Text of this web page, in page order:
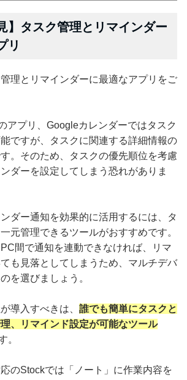
】タスク管理とリマインダー
リ
理とリマインダーに最適なアプリをご
アプリ、Googleカレンダーではタスク
ですが、タスクに関連する詳細情報の
。そのため、タスクの優先順位を考慮
ダーを設定してしまう恐れがありま
ダー通知を効果的に活用するには、タ
元管理できるツールがおすすめです。
間で通知を連動できなければ、リマ
も見落としてしまうため、マルチデバ
を選びましょう。
導入すべきは、 誰でも簡単にタスクと
、リマインド設定が可能なツール
。
のStockでは「ノート」に作業内容を